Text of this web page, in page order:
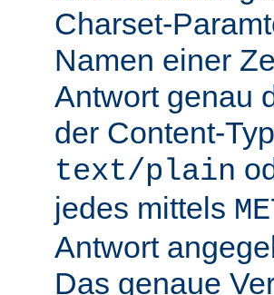
Charset-
Namen einer
Antwort genau
der Content-
text/plain
jedes mittels
Antwort
Das genaue